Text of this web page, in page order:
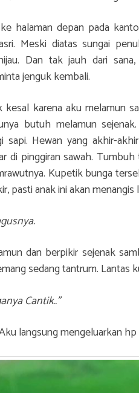
halaman depan pada
Meski diatas sungai
Dan tak jauh dari
jenguk kembali.
kesal karena aku melamun
butuh melamun
sapi. Hewan yang akhir-
di pinggiran sawah.
Kupetik bunga
pasti anak ini akan menangis
dan berpikir sejenak
sedang tantrum. Lantas
Cantik..”
langsung mengeluarkan